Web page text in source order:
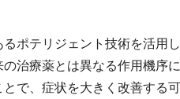
ポテリジェント技術を活用
治療薬とは異なる作用機序
で、症状を大きく改善する